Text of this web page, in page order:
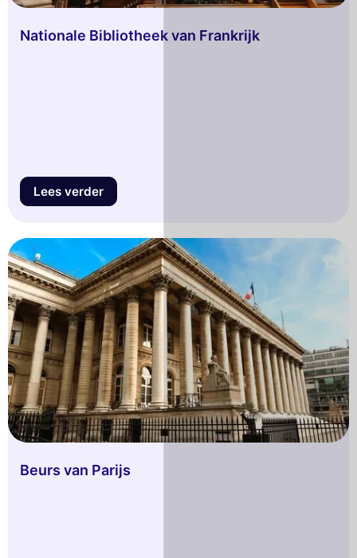
Nationale Bibliotheek van Frankrijk
Lees verder
Beurs van Parijs